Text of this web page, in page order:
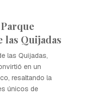
las Quijadas
las Quijadas,
en un
resaltando la
únicos de